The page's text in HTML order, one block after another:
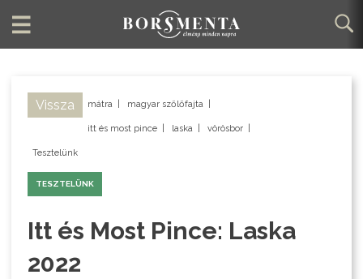
Vissza mátra magyar szőlőfajta
itt és most pince laska vörösbor
Tesztelünk
TESZTELÜNK
Itt és Most Pince: Laska
2022